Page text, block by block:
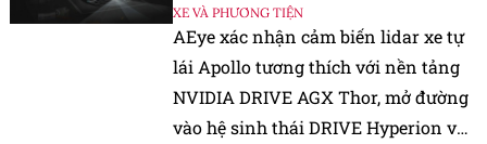
XE VÀ PHƯƠNG TIỆN
AEye xác nhận cảm biến lidar xe tự
lái Apollo tương thích với nền tảng
NVIDIA DRIVE AGX Thor, mở đường
vào hệ sinh thái DRIVE Hyperion và